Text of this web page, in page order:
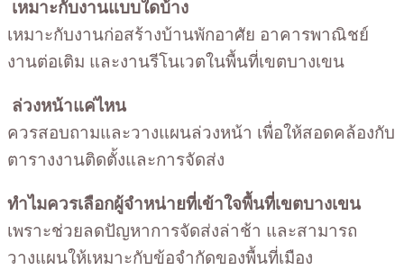
เหมาะกับงานแบบใดบ้าง
เหมาะกับงานก่อสร้างบ้านพักอาศัย อาคารพาณิชย์
งานต่อเติม และงานรีโนเวตในพื้นที่เขตบางเขน
ล่วงหน้าแค่ไหน
ควรสอบถามและวางแผนล่วงหน้า เพื่อให้สอดคล้องกับ
ตารางงานติดตั้งและการจัดส่ง
ทำไมควรเลือกผู้จำหน่ายที่เข้าใจพื้นที่เขตบางเขน
เพราะช่วยลดปัญหาการจัดส่งล่าช้า และสามารถ
วางแผนให้เหมาะกับข้อจำกัดของพื้นที่เมือง